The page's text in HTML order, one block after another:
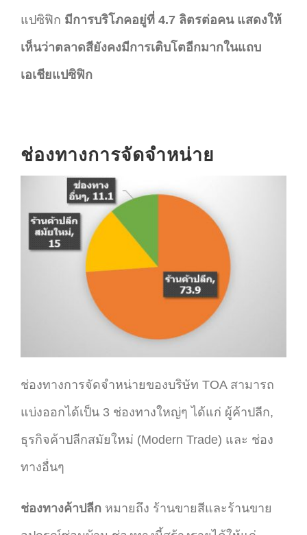
แปซิฟิก มีการบริโภคอยู่ที่ 4.7 ลิตรต่อคน แสดงให้
เห็นว่าตลาดสียังคงมีการเติบโตอีกมากในแถบ
เอเชียแปซิฟิก
ช่องทางการจัดจำหน่าย
ช่องทางการจัดจำหน่ายของบริษัท TOA สามารถ
แบ่งออกได้เป็น 3 ช่องทางใหญ่ๆ ได้แก่ ผู้ค้าปลีก,
ธุรกิจค้าปลีกสมัยใหม่ (Modern Trade) และ ช่อง
ทางอื่นๆ
ช่องทางค้าปลีก หมายถึง ร้านขายสีและร้านขาย